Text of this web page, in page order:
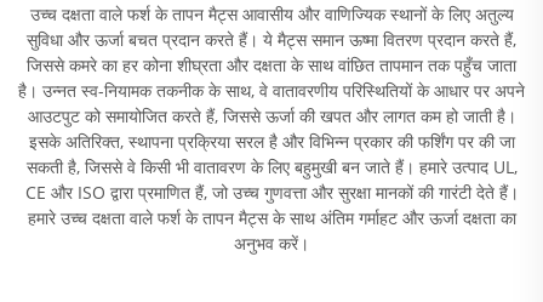
उच्च दक्षता वाले फर्श के तापन मैट्स आवासीय और वाणिज्यिक स्थानों के लिए अतुल्य
सुविधा और ऊर्जा बचत प्रदान करते हैं। ये मैट्स समान ऊष्मा वितरण प्रदान करते हैं,
जिससे कमरे का हर कोना शीघ्रता और दक्षता के साथ वांछित तापमान तक पहुँच जाता
है। उन्नत स्व-नियामक तकनीक के साथ, वे वातावरणीय परिस्थितियों के आधार पर अपने
आउटपुट को समायोजित करते हैं, जिससे ऊर्जा की खपत और लागत कम हो जाती है।
इसके अतिरिक्त, स्थापना प्रक्रिया सरल है और विभिन्न प्रकार की फर्शिंग पर की जा
सकती है, जिससे वे किसी भी वातावरण के लिए बहुमुखी बन जाते हैं। हमारे उत्पाद UL,
CE और ISO द्वारा प्रमाणित हैं, जो उच्च गुणवत्ता और सुरक्षा मानकों की गारंटी देते हैं।
हमारे उच्च दक्षता वाले फर्श के तापन मैट्स के साथ अंतिम गर्माहट और ऊर्जा दक्षता का
अनुभव करें।